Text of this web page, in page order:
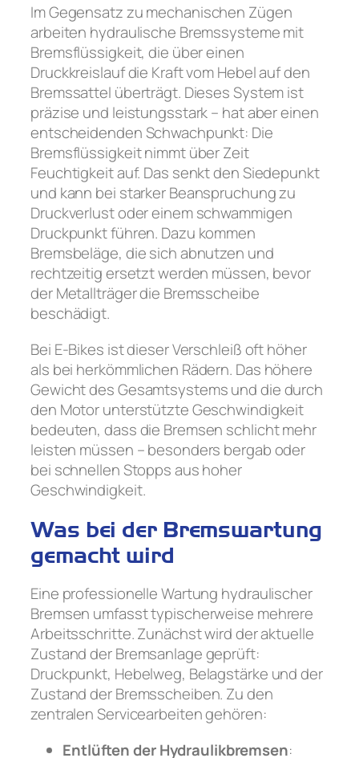
Im Gegensatz zu mechanischen Zügen
arbeiten hydraulische Bremssysteme mit
Bremsflüssigkeit, die über einen
Druckkreislauf die Kraft vom Hebel auf den
Bremssattel überträgt. Dieses System ist
präzise und leistungsstark – hat aber einen
entscheidenden Schwachpunkt: Die
Bremsflüssigkeit nimmt über Zeit
Feuchtigkeit auf. Das senkt den Siedepunkt
und kann bei starker Beanspruchung zu
Druckverlust oder einem schwammigen
Druckpunkt führen. Dazu kommen
Bremsbeläge, die sich abnutzen und
rechtzeitig ersetzt werden müssen, bevor
der Metallträger die Bremsscheibe
beschädigt.
Bei E-Bikes ist dieser Verschleiß oft höher
als bei herkömmlichen Rädern. Das höhere
Gewicht des Gesamtsystems und die durch
den Motor unterstützte Geschwindigkeit
bedeuten, dass die Bremsen schlicht mehr
leisten müssen – besonders bergab oder
bei schnellen Stopps aus hoher
Geschwindigkeit.
Was bei der Bremswartung
gemacht wird
Eine professionelle Wartung hydraulischer
Bremsen umfasst typischerweise mehrere
Arbeitsschritte. Zunächst wird der aktuelle
Zustand der Bremsanlage geprüft:
Druckpunkt, Hebelweg, Belagstärke und der
Zustand der Bremsscheiben. Zu den
zentralen Servicearbeiten gehören:
Entlüften der Hydraulikbremsen: